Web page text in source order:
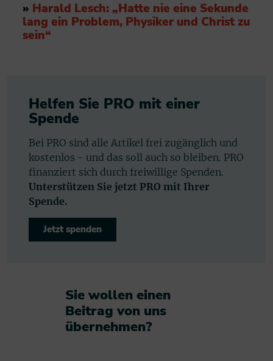
» Harald Lesch: „Hatte nie eine Sekunde
lang ein Problem, Physiker und Christ zu
sein“
Helfen Sie PRO mit einer
Spende
Bei PRO sind alle Artikel frei zugänglich und
kostenlos - und das soll auch so bleiben. PRO
finanziert sich durch freiwillige Spenden.
Unterstützen Sie jetzt PRO mit Ihrer
Spende.
Jetzt spenden
Sie wollen einen
Beitrag von uns
übernehmen?​